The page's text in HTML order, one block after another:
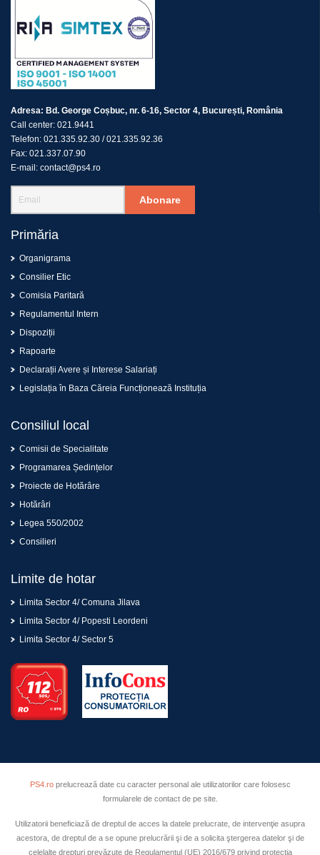
Adresa: Bd. George Coșbuc, nr. 6-16, Sector 4, București, România
Call center: 021.9441
Telefon: 021.335.92.30 /021.335.92.36
Fax: 021.337.07.90
E-mail: contact@ps4.ro
Abonare
Primăria
Organigrama
Consilier Etic
Comisia Paritară
Regulamentul Intern
Dispoziții
Rapoarte
Declarații Avere și Interese Salariați
Legislația în Baza Căreia Funcționează Instituția
Consiliul local
Comisii de Specialitate
Programarea Ședințelor
Proiecte de Hotărâre
Hotărâri
Legea 550/2002
Consilieri
Limite de hotar
Limita Sector 4/ Comuna Jilava
Limita Sector 4/ Popesti Leordeni
Limita Sector 4/ Sector 5
PS4.roprelucrează date cu caracter personal ale utilizatorilor care folosesc
formularele de contact de pe site.
Utilizatorii beneficiază de dreptul de acces la datele prelucrate, de intervenţie asupra
acestora, de dreptul de a se opune prelucrării şi de a solicita ştergerea datelor şi de
celelalte drepturi prevăzute de Regulamentul (UE) 2016/679 privind protecţia